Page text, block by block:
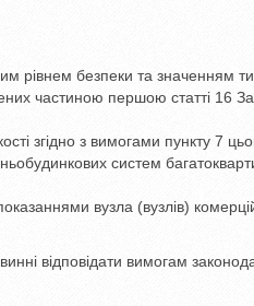
рівнем безпеки та значенням
частиною першою статті 16
згідно з вимогами пункту 7
систем
вузла (вузлів)
відповідати вимогам